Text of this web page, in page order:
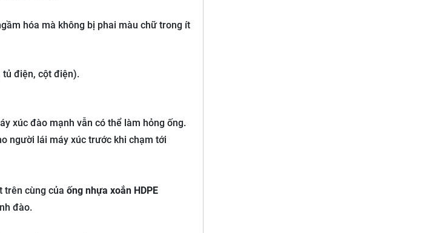
hóa mà không bị phai màu chữ trong ít
tủ điện, cột điện).
xúc đào mạnh vẫn có thể làm hỏng ống.
người lái máy xúc trước khi chạm tới
trên cùng của ống nhựa xoắn HDPE
đào.